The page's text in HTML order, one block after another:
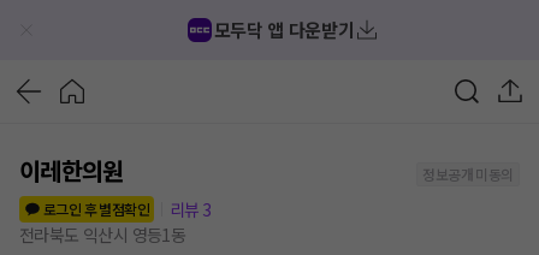
모두닥 앱 다운받기
이레한의원
정보공개 미동의
로그인 후 별점확인
리뷰 3
전라북도 익산시 영등1동